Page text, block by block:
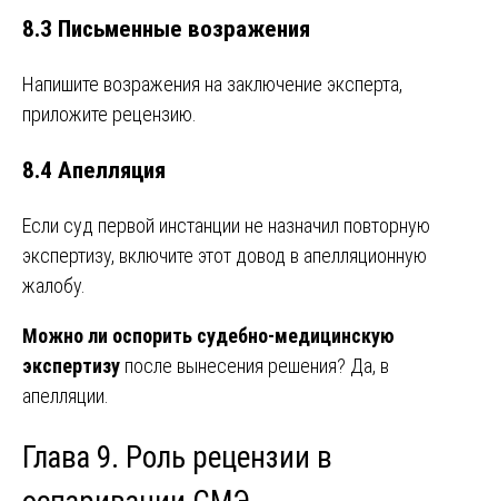
8.3 Письменные возражения
Напишите возражения на заключение эксперта,
приложите рецензию.
8.4 Апелляция
Если суд первой инстанции не назначил повторную
экспертизу, включите этот довод в апелляционную
жалобу.
Можно ли оспорить судебно-медицинскую
экспертизу после вынесения решения? Да, в
апелляции.
Глава 9. Роль рецензии в